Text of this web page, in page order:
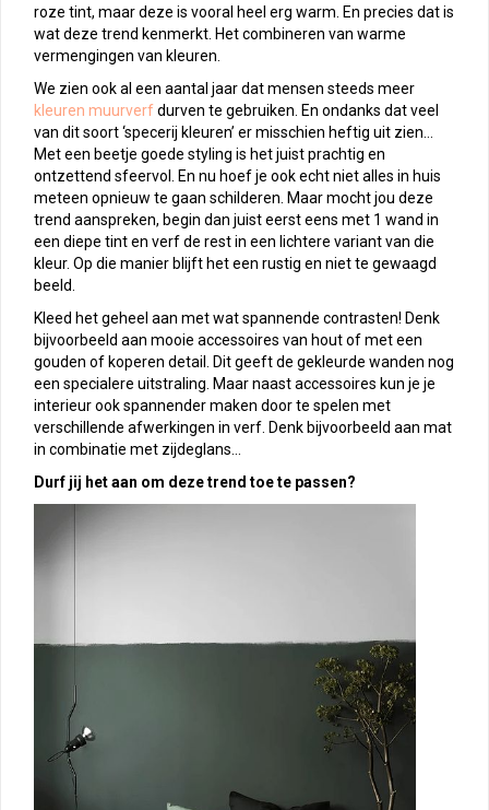
roze tint, maar deze is vooral heel erg warm. En precies dat is
wat deze trend kenmerkt. Het combineren van warme
vermengingen van kleuren.
We zien ook al een aantal jaar dat mensen steeds meer
kleuren muurverfdurven te gebruiken. En ondanks dat veel
van dit soort ‘specerij kleuren’ er misschien heftig uit zien…
Met een beetje goede styling is het juist prachtig en
ontzettend sfeervol. En nu hoef je ook echt niet alles in huis
meteen opnieuw te gaan schilderen. Maar mocht jou deze
trend aanspreken, begin dan juist eerst eens met 1 wand in
een diepe tint en verf de rest in een lichtere variant van die
kleur. Op die manier blijft het een rustig en niet te gewaagd
beeld.
Kleed het geheel aan met wat spannende contrasten! Denk
bijvoorbeeld aan mooie accessoires van hout of met een
gouden of koperen detail. Dit geeft de gekleurde wanden nog
een specialere uitstraling. Maar naast accessoires kun je je
interieur ook spannender maken door te spelen met
verschillende afwerkingen in verf. Denk bijvoorbeeld aan mat
in combinatie met zijdeglans…
Durf jij het aan om deze trend toe te passen?